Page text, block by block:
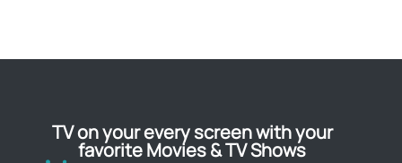
TV on your every screen with your
favorite Movies & TV Shows